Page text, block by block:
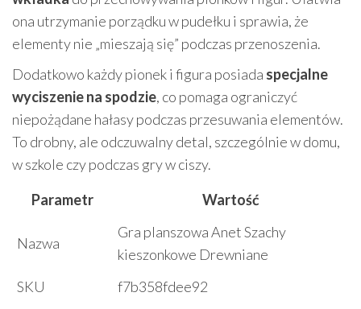
ona utrzymanie porządku w pudełku i sprawia, że
elementy nie „mieszają się” podczas przenoszenia.
Dodatkowo każdy pionek i figura posiada specjalne
wyciszenie na spodzie, co pomaga ograniczyć
niepożądane hałasy podczas przesuwania elementów.
To drobny, ale odczuwalny detal, szczególnie w domu,
w szkole czy podczas gry w ciszy.
Parametr
Wartość
Nazwa
Gra planszowa Anet Szachy
kieszonkowe Drewniane
SKU
f7b358fdee92